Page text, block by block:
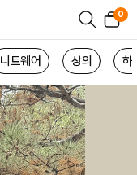
0
니트웨어 상의 하